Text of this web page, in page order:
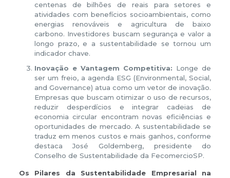
centenas de bilhões de reais para setores e
atividades com benefícios socioambientais, como
energias renováveis e agricultura de baixo
carbono. Investidores buscam segurança e valor a
longo prazo, e a sustentabilidade se tornou um
indicador chave.
Inovação e Vantagem Competitiva: Longe de
ser um freio, a agenda ESG (Environmental, Social,
and Governance) atua como um vetor de inovação.
Empresas que buscam otimizar o uso de recursos,
reduzir desperdícios e integrar cadeias de
economia circular encontram novas eficiências e
oportunidades de mercado. A sustentabilidade se
traduz em menos custos e mais ganhos, conforme
destaca José Goldemberg, presidente do
Conselho de Sustentabilidade da FecomercioSP.
Os Pilares da Sustentabilidade Empresarial na